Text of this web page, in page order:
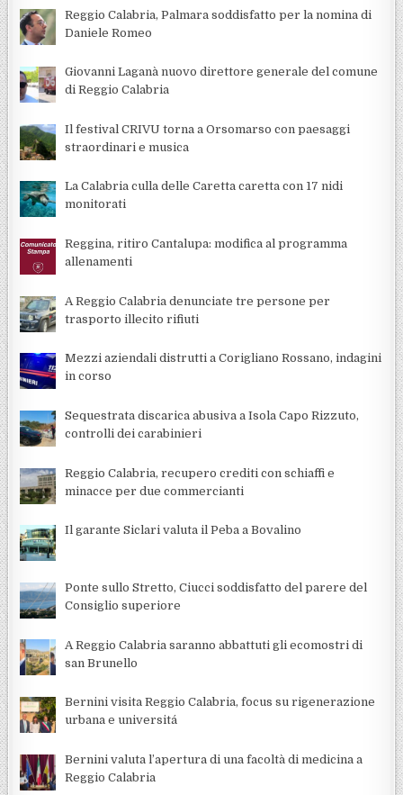
Reggio Calabria, Palmara soddisfatto per la nomina di
Daniele Romeo
Giovanni Laganà nuovo direttore generale del comune
di Reggio Calabria
Il festival CRIVU torna a Orsomarso con paesaggi
straordinari e musica
La Calabria culla delle Caretta caretta con 17 nidi
monitorati
Reggina, ritiro Cantalupa: modifica al programma
allenamenti
A Reggio Calabria denunciate tre persone per
trasporto illecito rifiuti
Mezzi aziendali distrutti a Corigliano Rossano, indagini
in corso
Sequestrata discarica abusiva a Isola Capo Rizzuto,
controlli dei carabinieri
Reggio Calabria, recupero crediti con schiaffi e
minacce per due commercianti
Il garante Siclari valuta il Peba a Bovalino
Ponte sullo Stretto, Ciucci soddisfatto del parere del
Consiglio superiore
A Reggio Calabria saranno abbattuti gli ecomostri di
san Brunello
Bernini visita Reggio Calabria, focus su rigenerazione
urbana e universitá
Bernini valuta l’apertura di una facoltà di medicina a
Reggio Calabria